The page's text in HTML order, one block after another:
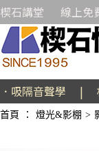
楔石講堂 線上免
．吸隔音聲學 |
首頁 ： 燈光&影棚 >